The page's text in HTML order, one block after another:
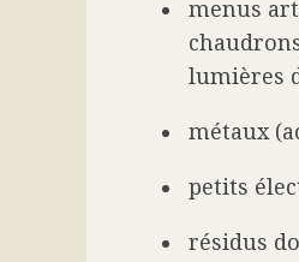
menus
lumières
métaux
petits
résidus